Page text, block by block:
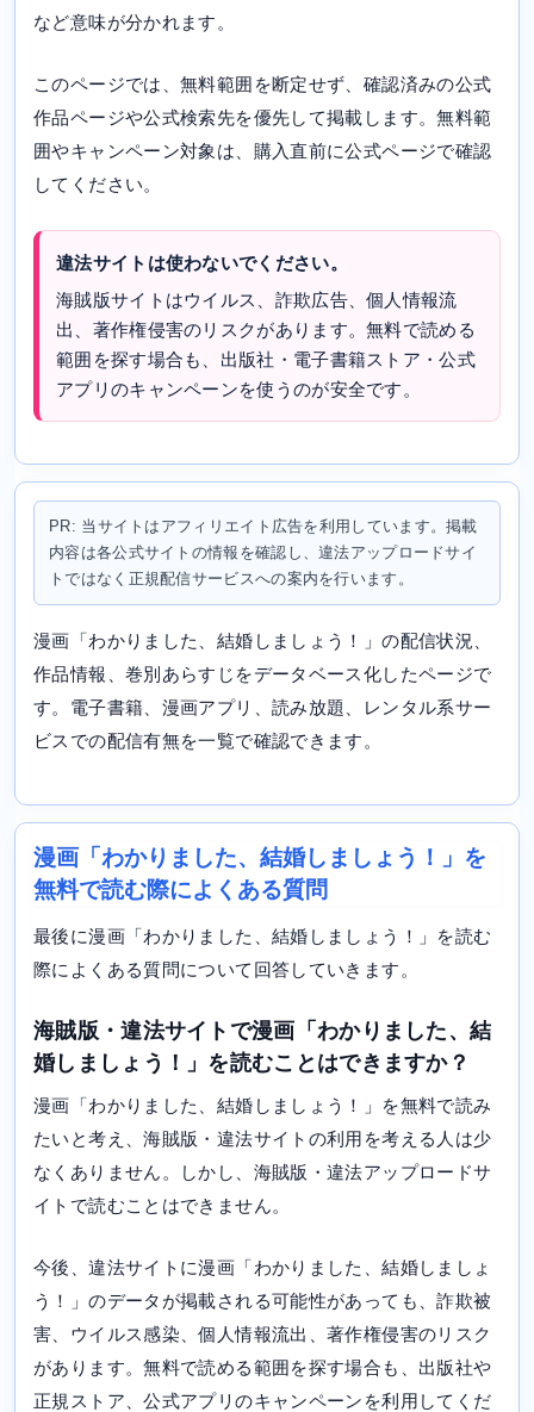
など意味が分かれます。
このページでは、無料範囲を断定せず、確認済みの公式
作品ページや公式検索先を優先して掲載します。無料範
囲やキャンペーン対象は、購入直前に公式ページで確認
してください。
違法サイトは使わないでください。
海賊版サイトはウイルス、詐欺広告、個人情報流
出、著作権侵害のリスクがあります。無料で読める
範囲を探す場合も、出版社・電子書籍ストア・公式
アプリのキャンペーンを使うのが安全です。
PR: 当サイトはアフィリエイト広告を利用しています。掲載
内容は各公式サイトの情報を確認し、違法アップロードサイ
トではなく正規配信サービスへの案内を行います。
漫画「わかりました、結婚しましょう！」の配信状況、
作品情報、巻別あらすじをデータベース化したページで
す。電子書籍、漫画アプリ、読み放題、レンタル系サー
ビスでの配信有無を一覧で確認できます。
漫画「わかりました、結婚しましょう！」を
無料で読む際によくある質問
最後に漫画「わかりました、結婚しましょう！」を読む
際によくある質問について回答していきます。
海賊版・違法サイトで漫画「わかりました、結
婚しましょう！」を読むことはできますか？
漫画「わかりました、結婚しましょう！」を無料で読み
たいと考え、海賊版・違法サイトの利用を考える人は少
なくありません。しかし、海賊版・違法アップロードサ
イトで読むことはできません。
今後、違法サイトに漫画「わかりました、結婚しましょ
う！」のデータが掲載される可能性があっても、詐欺被
害、ウイルス感染、個人情報流出、著作権侵害のリスク
があります。無料で読める範囲を探す場合も、出版社や
正規ストア、公式アプリのキャンペーンを利用してくだ